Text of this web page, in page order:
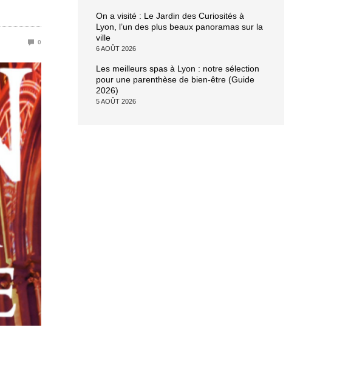
0
On a visité : Le Jardin des Curiosités à
Lyon, l’un des plus beaux panoramas sur la
ville
6 AOÛT 2026
Les meilleurs spas à Lyon : notre sélection
pour une parenthèse de bien-être (Guide
2026)
5 AOÛT 2026